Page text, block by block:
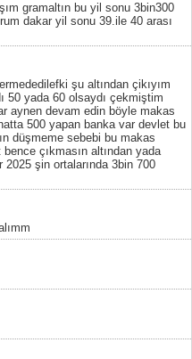
gramaltın bu yil sonu 3bin300
dakar yil sonu 39.ile 40 arası
şu altından çikıyım
50 yada 60 olsaydı çekmiştim
aynen devam edin böyle makas
500 yapan banka var devlet bu
düşmeme sebebi bu makas
çıkmasın altından yada
şin ortalarında 3bin 700